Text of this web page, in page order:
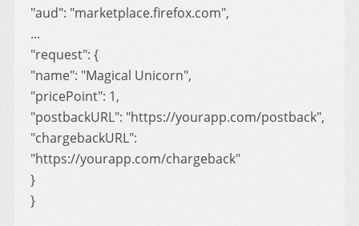
"aud": "marketplace.firefox.com",
...
"request": {
"name": "Magical Unicorn",
"pricePoint": 1,
"postbackURL": "https://yourapp.com/postback",
"chargebackURL":
"https://yourapp.com/chargeback"
}
}